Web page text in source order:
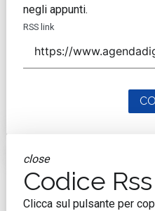
negli appunti.
RSS link
close
Codice Rss
Clicca sul pulsante per